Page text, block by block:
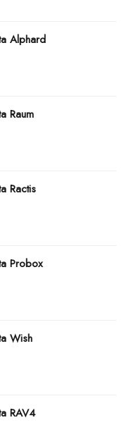
Alphard
Raum
Ractis
Probox
Wish
RAV4